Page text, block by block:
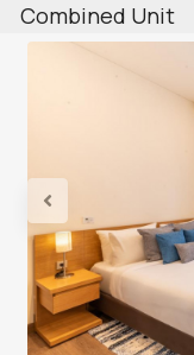
Combined Unit